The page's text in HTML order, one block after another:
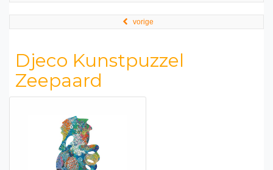
vorige
Djeco Kunstpuzzel
Zeepaard